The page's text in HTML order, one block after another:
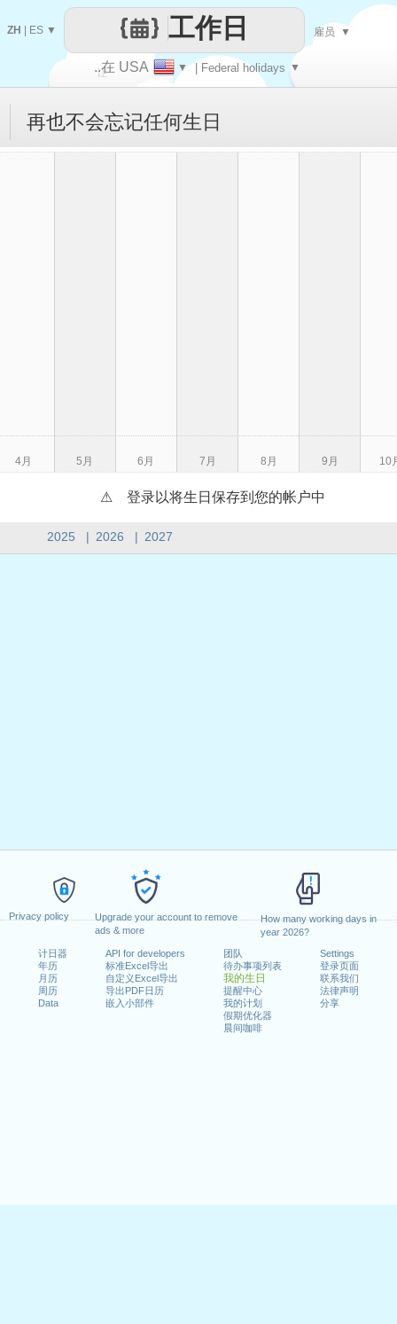
Privacy policy
Upgrade your account to remove
ads & more
How many working days in
year 2026?
计日器
年历
月历
周历
Data
API for developers
标准Excel导出
自定义Excel导出
导出PDF日历
嵌入小部件
团队
待办事项列表
我的生日
提醒中心
我的计划
假期优化器
晨间咖啡
Settings
登录页面
联系我们
法律声明
分享
让
每一天
..在 USA ▼ | Federal holidays ▼
工作日
ZH ES ▼ 雇员 ▼
2025 | 2026 | 2027
再也不会忘记任何生日
4月 5月 6月 7月 8月 9月 10
⚠ 登录以将生日保存到您的帐户中